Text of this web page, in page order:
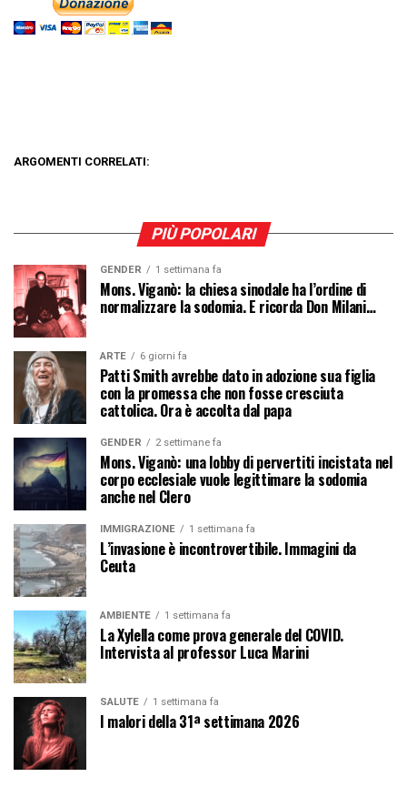
ARGOMENTI CORRELATI:
PIÙ POPOLARI
GENDER 1 settimana fa
Mons. Viganò: la chiesa sinodale ha l’ordine di
normalizzare la sodomia. E ricorda Don Milani…
ARTE 6 giorni fa
Patti Smith avrebbe dato in adozione sua figlia
con la promessa che non fosse cresciuta
cattolica. Ora è accolta dal papa
GENDER 2 settimane fa
Mons. Viganò: una lobby di pervertiti incistata nel
corpo ecclesiale vuole legittimare la sodomia
anche nel Clero
IMMIGRAZIONE 1 settimana fa
L’invasione è incontrovertibile. Immagini da
Ceuta
AMBIENTE 1 settimana fa
La Xylella come prova generale del COVID.
Intervista al professor Luca Marini
SALUTE 1 settimana fa
I malori della 31ª settimana 2026